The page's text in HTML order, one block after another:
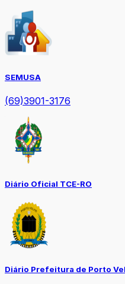
SEMUSA
(69)3901-3176
Diário Oficial TCE-RO
Diário Prefeitura de Porto